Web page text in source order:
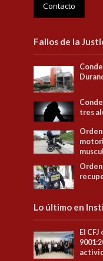
Contacto
Fallos de la
tres
Lo último en
El